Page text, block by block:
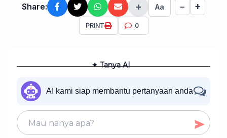
Share: + Aa − +
PRINT 0
✦ Tanya AI
AI kami siap membantu pertanyaan anda